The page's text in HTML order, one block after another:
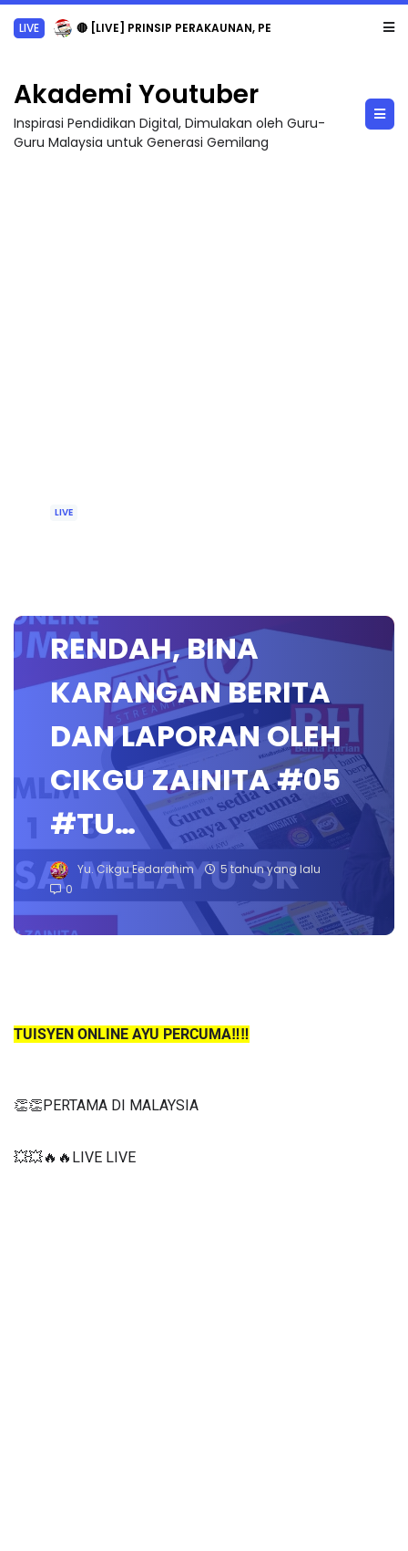
LIVE 🔴 [LIVE] PRINSIP PERAKAUNAN, PECUT SKOR SOALAN 1 TRIAL OLEH CIKGU WAN...
Akademi Youtuber
Inspirasi Pendidikan Digital, Dimulakan oleh Guru-
Guru Malaysia untuk Generasi Gemilang
LIVE
MELAYU SEKOLAH
RENDAH, BINA
KARANGAN BERITA
DAN LAPORAN OLEH
CIKGU ZAINITA #05
#TU…
Yu. Cikgu Eedarahim
5 tahun yang lalu
0
TUISYEN ONLINE AYU PERCUMA‼️‼️
👏👏PERTAMA DI MALAYSIA
💥💥🔥🔥LIVE LIVE